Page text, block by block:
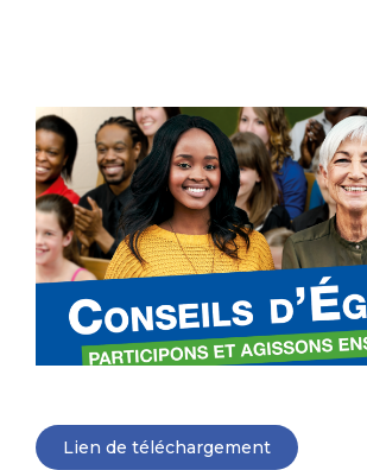
Lien de téléchargement